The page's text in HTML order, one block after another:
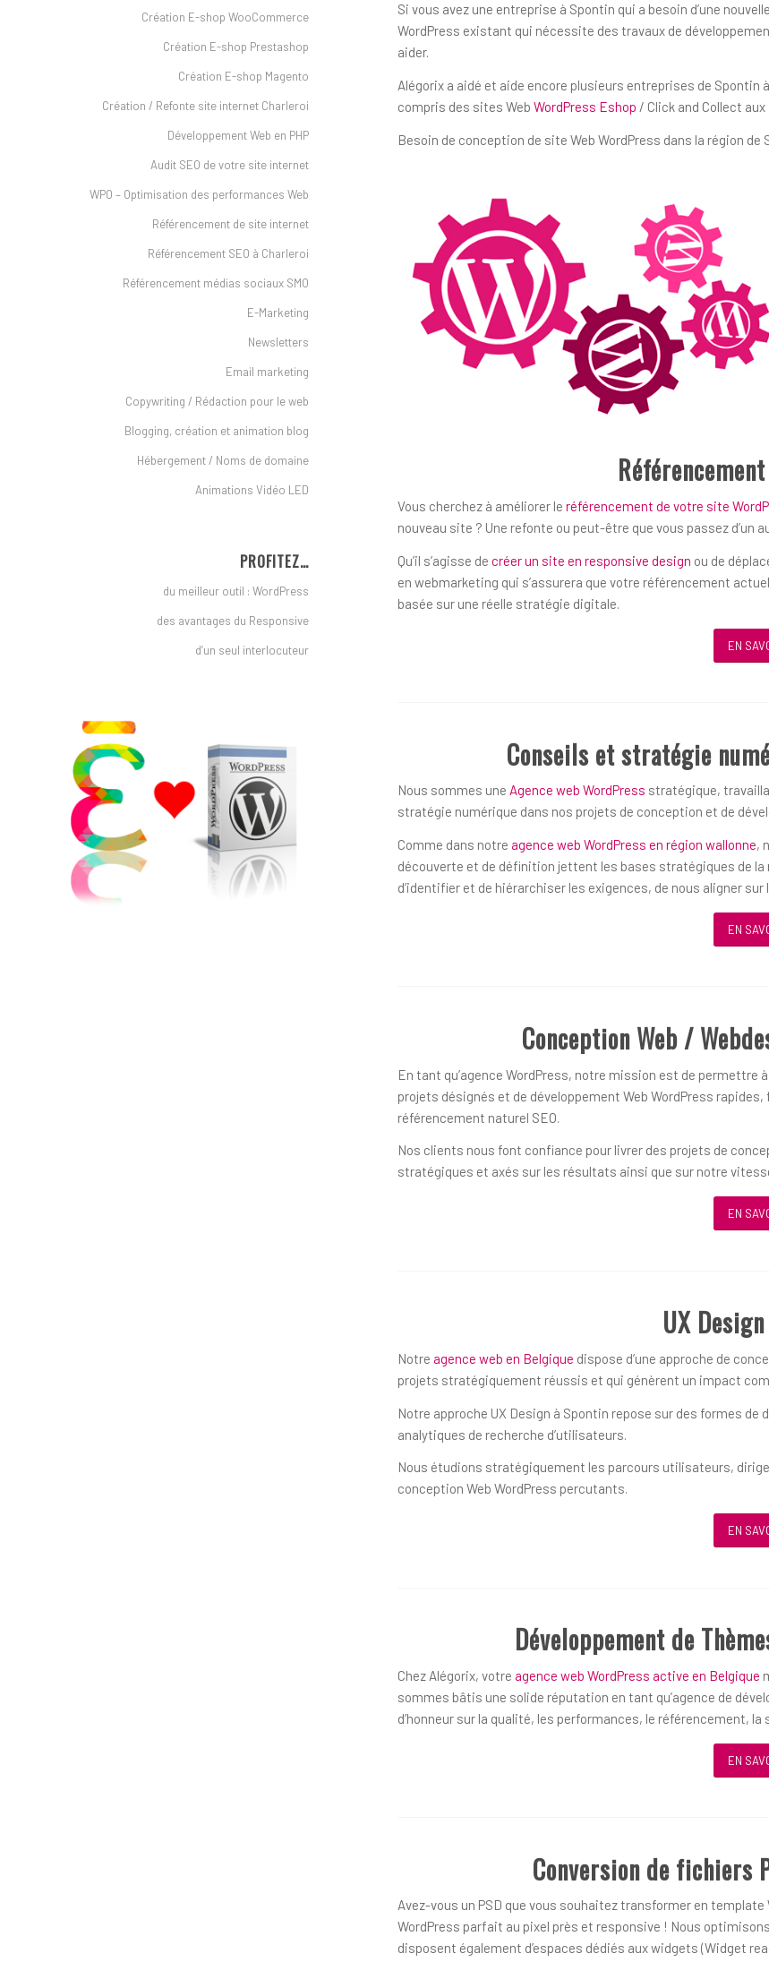
Si vous avez une entreprise à Spontin qui a besoin d’une
WordPress existant qui nécessite des travaux de
aider.
Alégorix a aidé et aide encore plusieurs entreprises de
compris des sites Web WordPress Eshop / Click and Collect aux
Besoin de conception de site Web WordPress dans la région de
Vous cherchez à améliorer le référencement de votre site
nouveau site ? Une refonte ou peut-être que vous passez d’un
Qu’il s’agisse de créer un site en responsive design ou de
en webmarketing qui s’assurera que votre référencement
basée sur une réelle stratégie digitale.
EN
Conseils et stratégie
Nous sommes une Agence web WordPress stratégique,
stratégie numérique dans nos projets de conception et de
Comme dans notre agence web WordPress en région wallonne,
découverte et de définition jettent les bases stratégiques de
d’identifier et de hiérarchiser les exigences, de nous aligner
EN
Conception Web /
En tant qu’agence WordPress, notre mission est de
projets désignés et de développement Web WordPress
référencement naturel SEO.
Nos clients nous font confiance pour livrer des projets de
stratégiques et axés sur les résultats ainsi que sur notre
EN
UX
Notre agence web en Belgique dispose d’une approche de
projets stratégiquement réussis et qui génèrent un impact
Notre approche UX Design à Spontin repose sur des formes
analytiques de recherche d’utilisateurs.
Nous étudions stratégiquement les parcours utilisateurs,
conception Web WordPress percutants.
EN
Développement de
Chez Alégorix, votre agence web WordPress active en Belgique
sommes bâtis une solide réputation en tant qu’agence de
d’honneur sur la qualité, les performances, le référencement, la
EN
Conversion de fichiers
Avez-vous un PSD que vous souhaitez transformer en
WordPress parfait au pixel près et responsive ! Nous
disposent également d’espaces dédiés aux widgets (Widget
Création E-shop WooCommerce
Création E-shop Prestashop
Création E-shop Magento
Création / Refonte site internet Charleroi
Développement Web en PHP
Audit SEO de votre site internet
WPO – Optimisation des performances Web
Référencement de site internet
Référencement SEO à Charleroi
Référencement médias sociaux SMO
E-Marketing
Newsletters
Email marketing
Copywriting / Rédaction pour le web
Blogging, création et animation blog
Hébergement / Noms de domaine
Animations Vidéo LED
PROFITEZ…
du meilleur outil : WordPress
des avantages du Responsive
d’un seul interlocuteur